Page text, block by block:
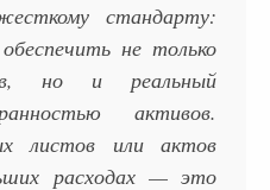
стандарту:
не только
но и реальный
активов.
листов или актов
расходах — это